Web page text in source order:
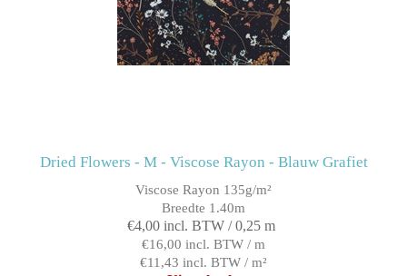
Dried Flowers - M - Viscose Rayon - Blauw Grafiet
Viscose Rayon 135g/m²
Breedte 1.40m
€4,00 incl. BTW / 0,25 m
€16,00 incl. BTW / m
€11,43 incl. BTW / m²